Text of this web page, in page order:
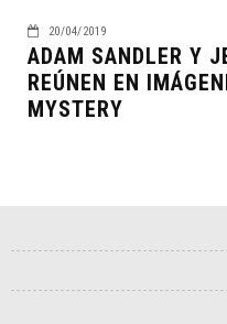
20/04/2019
ADAM SANDLER Y
REÚNEN EN
MYSTERY